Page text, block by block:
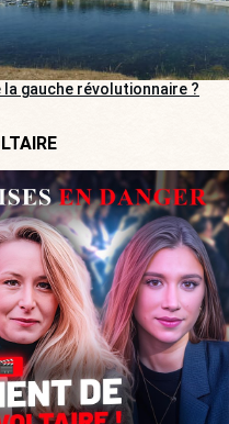
gauche révolutionnaire ?